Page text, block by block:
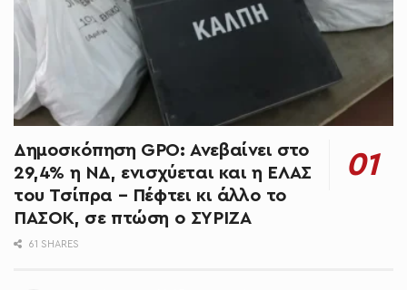
Δημοσκόπηση GPO: Ανεβαίνει στο
29,4% η ΝΔ, ενισχύεται και η ΕΛΑΣ
του Τσίπρα – Πέφτει κι άλλο το
ΠΑΣΟΚ, σε πτώση ο ΣΥΡΙΖΑ
61 SHARES